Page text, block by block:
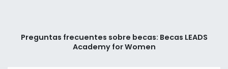
Preguntas frecuentes sobre becas: Becas LEADS
Academy for Women